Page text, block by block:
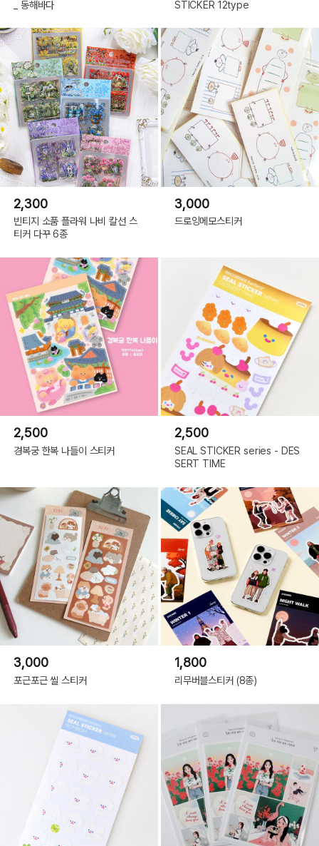
_ 동해바다 STICKER 12type
2,300
빈티지 소품 플라워 나비 칼선 스
티커 다꾸 6종
3,000
드로잉메모스티커
2,500
경복궁 한복 나들이 스티커
2,500
SEAL STICKER series - DES
SERT TIME
3,000
포근포근 씰 스티커
1,800
리무버블스티커 (8종)